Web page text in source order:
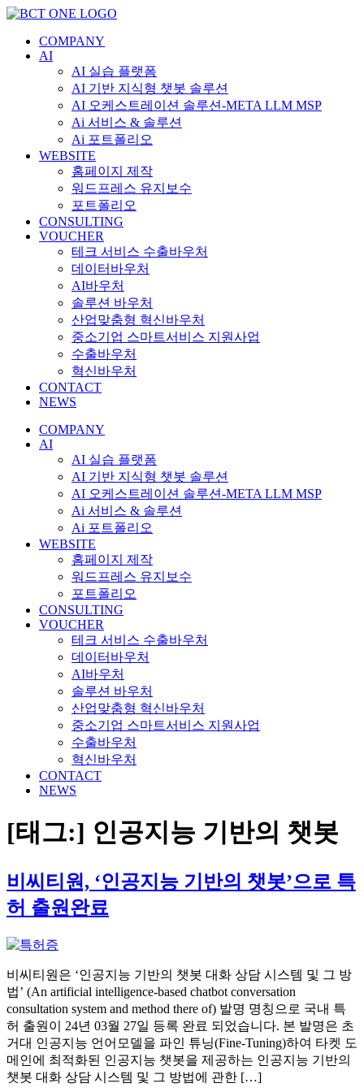
콘
COMPANY
AI
AI 실습 플랫폼
AI 기반 지식형 챗봇 솔루션
AI 오케스트레이션 솔루션-META LLM MSP
Ai 서비스 & 솔루션
Ai 포트폴리오
WEBSITE
홈페이지 제작
워드프레스 유지보수
포트폴리오
CONSULTING
VOUCHER
테크 서비스 수출바우처
데이터바우처
AI바우처
솔루션 바우처
산업맞춤형 혁신바우처
중소기업 스마트서비스 지원사업
수출바우처
혁신바우처
CONTACT
NEWS
COMPANY
AI
AI 실습 플랫폼
AI 기반 지식형 챗봇 솔루션
AI 오케스트레이션 솔루션-META LLM MSP
Ai 서비스 & 솔루션
Ai 포트폴리오
WEBSITE
홈페이지 제작
워드프레스 유지보수
포트폴리오
CONSULTING
VOUCHER
테크 서비스 수출바우처
데이터바우처
AI바우처
솔루션 바우처
산업맞춤형 혁신바우처
중소기업 스마트서비스 지원사업
수출바우처
혁신바우처
CONTACT
NEWS
[태그:] 인공지능 기반의 챗봇
비씨티원, ‘인공지능 기반의 챗봇’으로 특
허 출원완료
비씨티원은 ‘인공지능 기반의 챗봇 대화 상담 시스템 및 그 방
법’ (An artificial intelligence-based chatbot conversation
consultation system and method there of) 발명 명칭으로 국내 특
허 출원이 24년 03월 27일 등록 완료 되었습니다. 본 발명은 초
거대 인공지능 언어모델을 파인 튜닝(Fine-Tuning)하여 타켓 도
메인에 최적화된 인공지능 챗봇을 제공하는 인공지능 기반의
챗봇 대화 상담 시스템 및 그 방법에 관한 […]